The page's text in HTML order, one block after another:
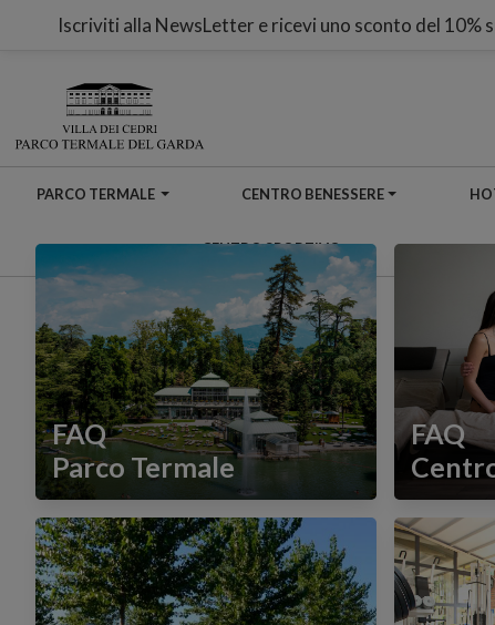
PARCO TERMALE CENTRO BENESSERE
CENTRO SPORTIVO
FAQ
Parco Termale
FAQ
Iscriviti alla NewsLetter e ricevi uno sconto del 10%